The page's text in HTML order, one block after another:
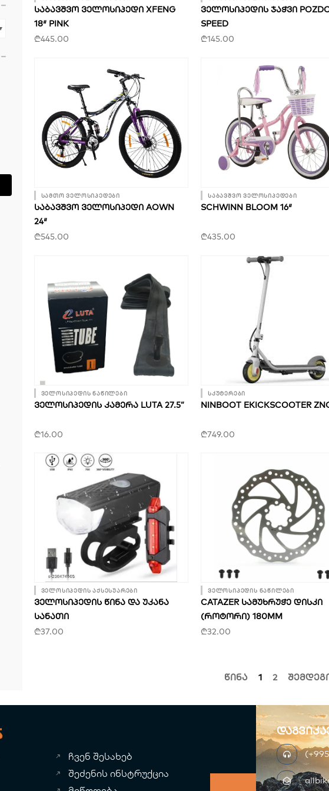
ᲡᲐᲑᲐᲕᲨᲕᲝ ᲕᲔᲚᲝᲡᲘᲞᲔᲓᲘ XFENG
18″ PINK
₾445.00
ᲕᲔᲚᲝᲡᲘᲞᲔᲓᲘᲡ ᲯᲐᲭᲕᲘ
SPEED
₾145.00
სამთო ველოსიპედები
ᲡᲐᲑᲐᲕᲨᲕᲝ ᲕᲔᲚᲝᲡᲘᲞᲔᲓᲘ AOWN
24″
₾545.00
საბავშვო ველოსიპედები
SCHWINN BLOOM 16″
₾435.00
ველოსიპედის ნაწილები
ᲕᲔᲚᲝᲡᲘᲞᲔᲓᲘᲡ ᲙᲐᲛᲔᲠᲐ LUTA 27.5”
₾16.00
სკუტერები
NINBOOT EKICKSCOOTER
₾749.00
ველოსიპედის აქსესუარები
ᲕᲔᲚᲝᲡᲘᲞᲔᲓᲘᲡ ᲬᲘᲜᲐ ᲓᲐ ᲣᲙᲐᲜᲐ
ᲡᲐᲜᲐᲗᲘ
₾37.00
ველოსიპედის ნაწილები
CATAZER ᲡᲐᲛᲣᲮᲠᲣᲭᲔ ᲓᲘᲡᲙᲘ
(ᲠᲝᲢᲝᲠᲘ) 180MM
₾32.00
წინა 1 2
ჩვენ შესახებ
შეძენის ინსტრუქცია